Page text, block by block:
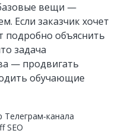
вещи —
Если заказчик хочет
подробно объяснить
задача
— продвигать
обучающие
SEO